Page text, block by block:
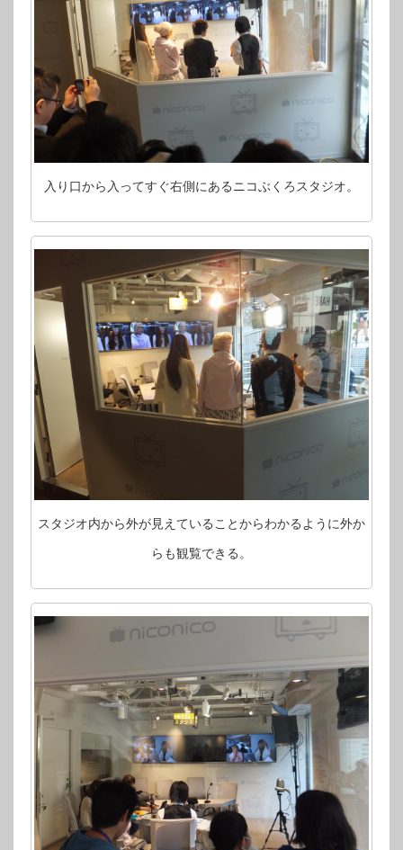
入り口から入ってすぐ右側にあるニコぶくろスタジオ。
スタジオ内から外が見えていることからわかるように外か
らも観覧できる。